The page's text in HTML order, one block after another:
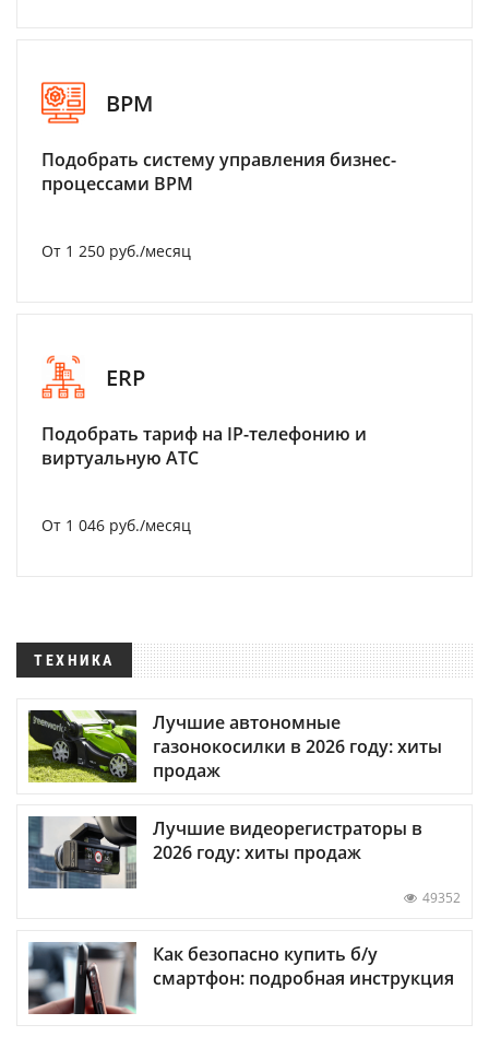
BPM
Подобрать систему управления бизнес-
процессами BPM
От 1 250 руб./месяц
ERP
Подобрать тариф на IP-телефонию и
виртуальную АТС
От 1 046 руб./месяц
ТЕХНИКА
Лучшие автономные
газонокосилки в 2026 году: хиты
продаж
Лучшие видеорегистраторы в
2026 году: хиты продаж
49352
Как безопасно купить б/у
смартфон: подробная инструкция